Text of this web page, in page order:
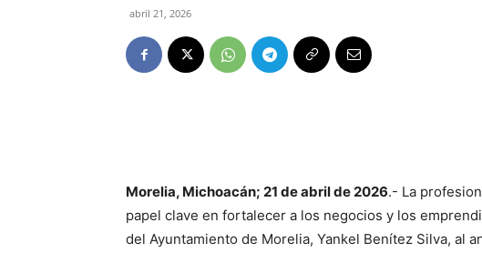
abril 21, 2026
Morelia, Michoacán; 21 de abril de 2026.- La
papel clave en fortalecer a los negocios y los
del Ayuntamiento de Morelia, Yankel Benítez Silva, al